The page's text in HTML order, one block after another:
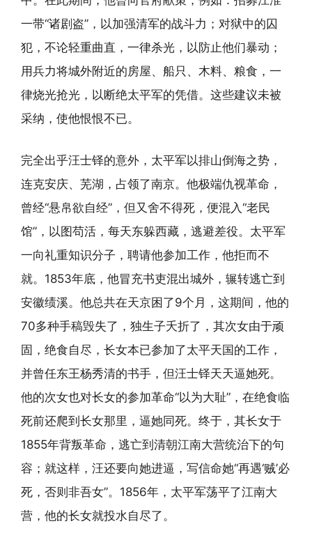
一带“诸剧盗”，以加强清军的战斗力；对狱中的囚
犯，不论轻重曲直，一律杀光，以防止他们暴动；
用兵力将城外附近的房屋、船只、木料、粮食，一
律烧光抢光，以断绝太平军的凭借。这些建议未被
采纳，使他恨恨不已。
完全出乎汪士铎的意外，太平军以排山倒海之势，
连克安庆、芜湖，占领了南京。他极端仇视革命，
曾经“悬帛欲自经”，但又舍不得死，便混入“老民
馆”，以图苟活，每天东躲西藏，逃避差役。太平军
一向礼重知识分子，聘请他参加工作，他拒而不
就。1853年底，他冒充书吏混出城外，辗转逃亡到
安徽绩溪。他总共在天京困了9个月，这期间，他的
70多种手稿毁失了，独生子夭折了，其次女由于顽
固，绝食自尽，长女本已参加了太平天国的工作，
并曾任东王杨秀清的书手，但汪士铎天天逼她死。
他的次女也对长女的参加革命“以为大耻”，在绝食临
死前还爬到长女那里，逼她同死。终于，其长女于
1855年背叛革命，逃亡到清朝江南大营统治下的句
容；就这样，汪还要向她进逼，写信命她“再遇‘贼’必
死，否则非吾女”。1856年，太平军荡平了江南大
营，他的长女就投水自尽了。